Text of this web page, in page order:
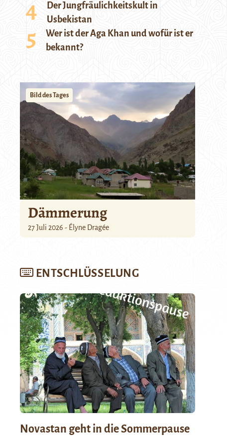
Der Jungfräulichkeitskult in
Usbekistan
Wer ist der Aga Khan und wofür ist er
bekannt?
Bild des Tages
Dämmerung
27 Juli 2026 - Élyne Dragée
ENTSCHLÜSSELUNG
Novastan geht in die Sommerpause